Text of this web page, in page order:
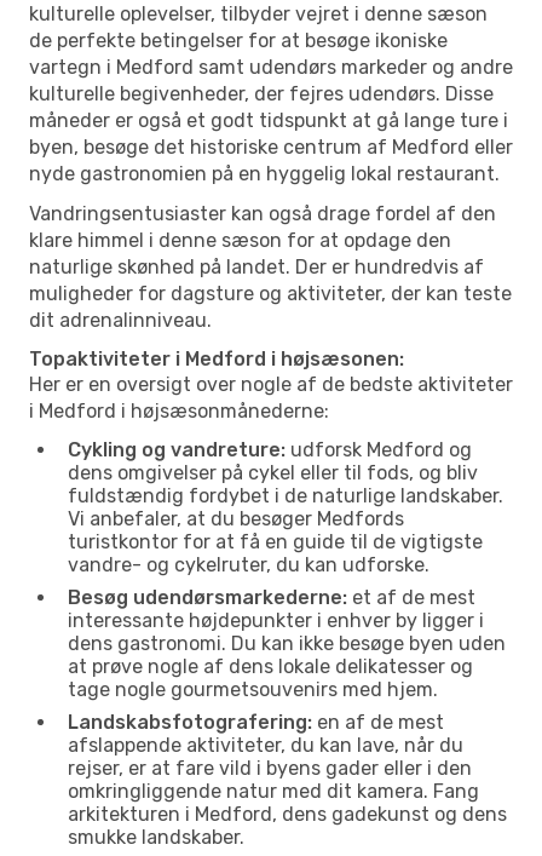
kulturelle oplevelser, tilbyder vejret i denne sæson
de perfekte betingelser for at besøge ikoniske
vartegn i Medford samt udendørs markeder og andre
kulturelle begivenheder, der fejres udendørs. Disse
måneder er også et godt tidspunkt at gå lange ture i
byen, besøge det historiske centrum af Medford eller
nyde gastronomien på en hyggelig lokal restaurant.
Vandringsentusiaster kan også drage fordel af den
klare himmel i denne sæson for at opdage den
naturlige skønhed på landet. Der er hundredvis af
muligheder for dagsture og aktiviteter, der kan teste
dit adrenalinniveau.
Topaktiviteter i Medford i højsæsonen:
Her er en oversigt over nogle af de bedste aktiviteter
i Medford i højsæsonmånederne:
Cykling og vandreture: udforsk Medford og
dens omgivelser på cykel eller til fods, og bliv
fuldstændig fordybet i de naturlige landskaber.
Vi anbefaler, at du besøger Medfords
turistkontor for at få en guide til de vigtigste
vandre- og cykelruter, du kan udforske.
Besøg udendørsmarkederne: et af de mest
interessante højdepunkter i enhver by ligger i
dens gastronomi. Du kan ikke besøge byen uden
at prøve nogle af dens lokale delikatesser og
tage nogle gourmetsouvenirs med hjem.
Landskabsfotografering: en af de mest
afslappende aktiviteter, du kan lave, når du
rejser, er at fare vild i byens gader eller i den
omkringliggende natur med dit kamera. Fang
arkitekturen i Medford, dens gadekunst og dens
smukke landskaber.